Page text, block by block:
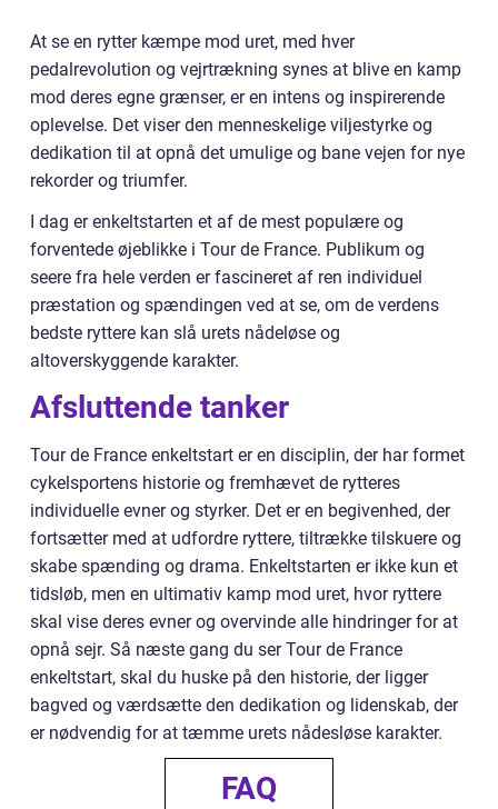
At se en rytter kæmpe mod uret, med hver
pedalrevolution og vejrtrækning synes at blive en kamp
mod deres egne grænser, er en intens og inspirerende
oplevelse. Det viser den menneskelige viljestyrke og
dedikation til at opnå det umulige og bane vejen for nye
rekorder og triumfer.
I dag er enkeltstarten et af de mest populære og
forventede øjeblikke i Tour de France. Publikum og
seere fra hele verden er fascineret af ren individuel
præstation og spændingen ved at se, om de verdens
bedste ryttere kan slå urets nådeløse og
altoverskyggende karakter.
Afsluttende tanker
Tour de France enkeltstart er en disciplin, der har formet
cykelsportens historie og fremhævet de rytteres
individuelle evner og styrker. Det er en begivenhed, der
fortsætter med at udfordre ryttere, tiltrække tilskuere og
skabe spænding og drama. Enkeltstarten er ikke kun et
tidsløb, men en ultimativ kamp mod uret, hvor ryttere
skal vise deres evner og overvinde alle hindringer for at
opnå sejr. Så næste gang du ser Tour de France
enkeltstart, skal du huske på den historie, der ligger
bagved og værdsætte den dedikation og lidenskab, der
er nødvendig for at tæmme urets nådesløse karakter.
FAQ